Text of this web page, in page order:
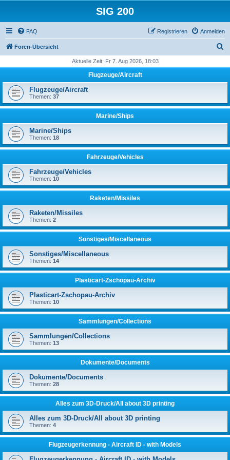
SIG 200
FAQ Anmelden
Registrieren
Foren-Übersicht
h
Aktuelle Zeit: Fr 7. Aug 2026, 18:03
Flugzeuge/Aircraft
Flugzeuge/Aircraft
Themen: 37
Marine/Ships
Marine/Ships
Themen: 18
Fahrzeuge/Vehicles
Fahrzeuge/Vehicles
Themen: 10
Raketen/Missiles
Raketen/Missiles
Themen: 2
Sonstiges/Miscellaneous
Sonstiges/Miscellaneous
Themen: 14
Plasticart-Zschopau-Archiv
Plasticart-Zschopau-Archiv
Themen: 10
Sammlungen/Collections
Sammlungen/Collections
Themen: 13
Dokumente/Documents
Dokumente/Documents
Themen: 28
Alles zum 3D-Druck/All about 3D printing
Alles zum 3D-Druck/All about 3D printing
Themen: 4
Flugzeugerkennung - Aircraft ID - with Models